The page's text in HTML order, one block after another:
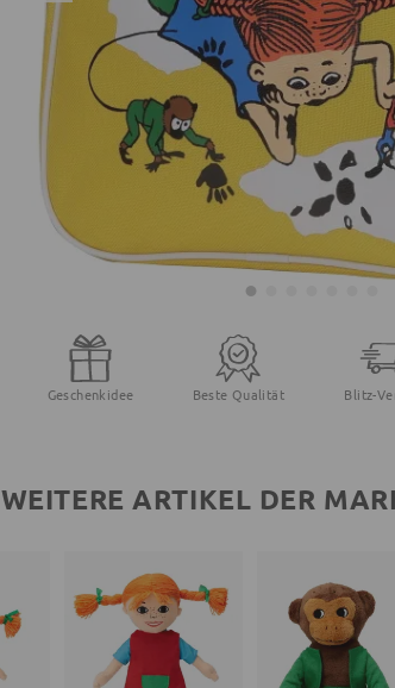
Geschenkidee Beste Qualität Blitz-
WEITERE ARTIKEL DER